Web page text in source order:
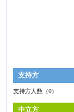
支持方
支持方人数（0）
中立方